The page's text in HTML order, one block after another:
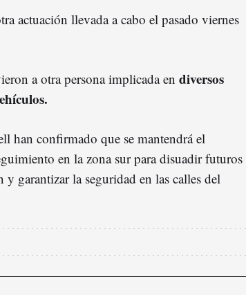
actuación llevada a cabo el pasado viernes
a otra persona implicada en diversos
han confirmado que se mantendrá el
en la zona sur para disuadir futuros
garantizar la seguridad en las calles del